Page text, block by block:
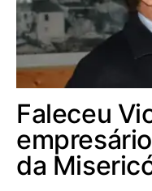
Faleceu
da